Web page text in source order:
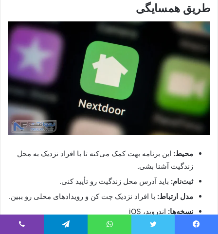
طریق همسایگی
محیط: این برنامه بهت کمک می‌کنه تا با افراد نزدیک به محل
زندگیت آشنا بشی.
ثبت‌نام: باید آدرس محل زندگیت رو تأیید کنی.
مدل ارتباط: با افراد نزدیک چت کن و رویدادهای محلی رو ببین.
نسخه‌ها: اندروید، iOS
هزینه:
رایگان